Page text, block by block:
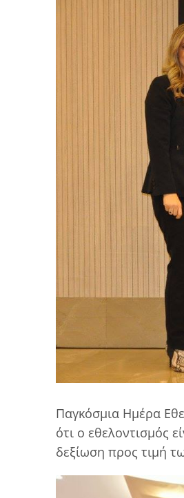
Παγκόσμια Ημέρα
ότι ο εθελοντισμός
δεξίωση προς τιμή